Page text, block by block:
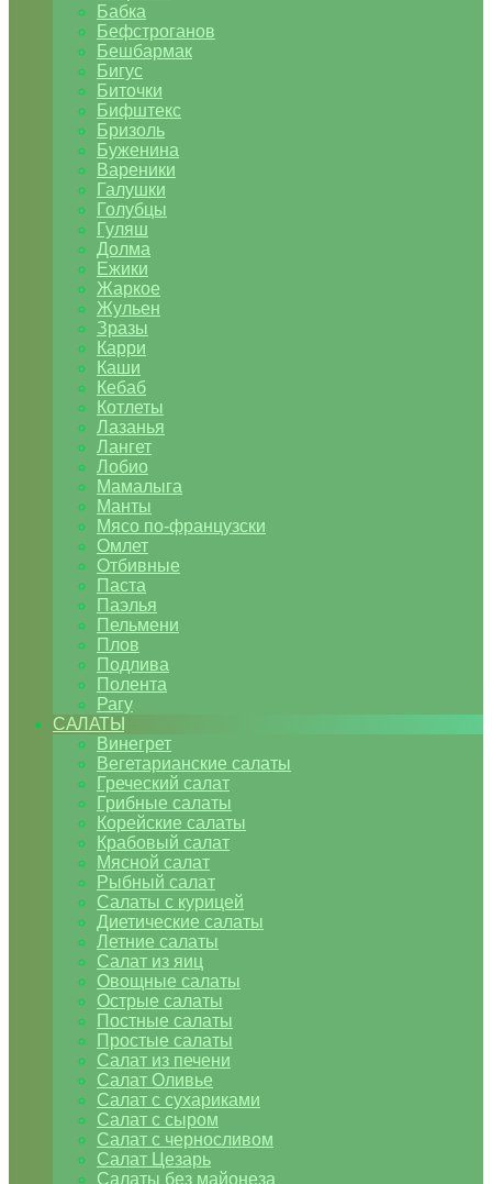
Бабка
Бефстроганов
Бешбармак
Бигус
Биточки
Бифштекс
Бризоль
Буженина
Вареники
Галушки
Голубцы
Гуляш
Долма
Ежики
Жаркое
Жульен
Зразы
Карри
Каши
Кебаб
Котлеты
Лазанья
Лангет
Лобио
Мамалыга
Манты
Мясо по-французски
Омлет
Отбивные
Паста
Паэлья
Пельмени
Плов
Подлива
Полента
Рагу
САЛАТЫ
Винегрет
Вегетарианские салаты
Греческий салат
Грибные салаты
Корейские салаты
Крабовый салат
Мясной салат
Рыбный салат
Салаты с курицей
Диетические салаты
Летние салаты
Салат из яиц
Овощные салаты
Острые салаты
Постные салаты
Простые салаты
Салат из печени
Салат Оливье
Салат с сухариками
Салат с сыром
Салат с черносливом
Салат Цезарь
Салаты без майонеза